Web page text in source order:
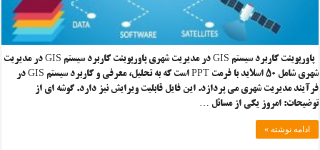
پاورپوینت کاربرد سیستم GIS در مدیریت شهری پاورپوینت کاربرد سیستم GIS در مدیریت
شهری شامل ۵۰ اسلاید با فرمت PPT است که به تحلیل، معرفی و کاربرد سیستم GIS در
فرآیند مدیریت شهری می پردازد. این فایل قابلیت ویرایش نیز دارد. گوشه ای از
توضیحات: امروز یکی از مسائل …
ادامه نوشته »